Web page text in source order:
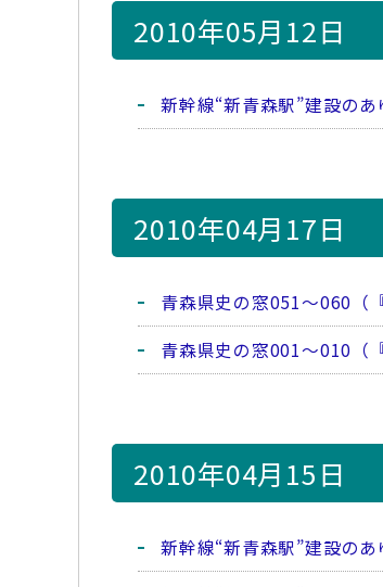
2010年05月12日
新幹線“新青森駅”建設のあ
2010年04月17日
青森県史の窓051～060（
青森県史の窓001～010（
2010年04月15日
新幹線“新青森駅”建設のあ